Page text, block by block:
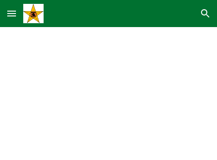
Skip to main content Skip to navigation